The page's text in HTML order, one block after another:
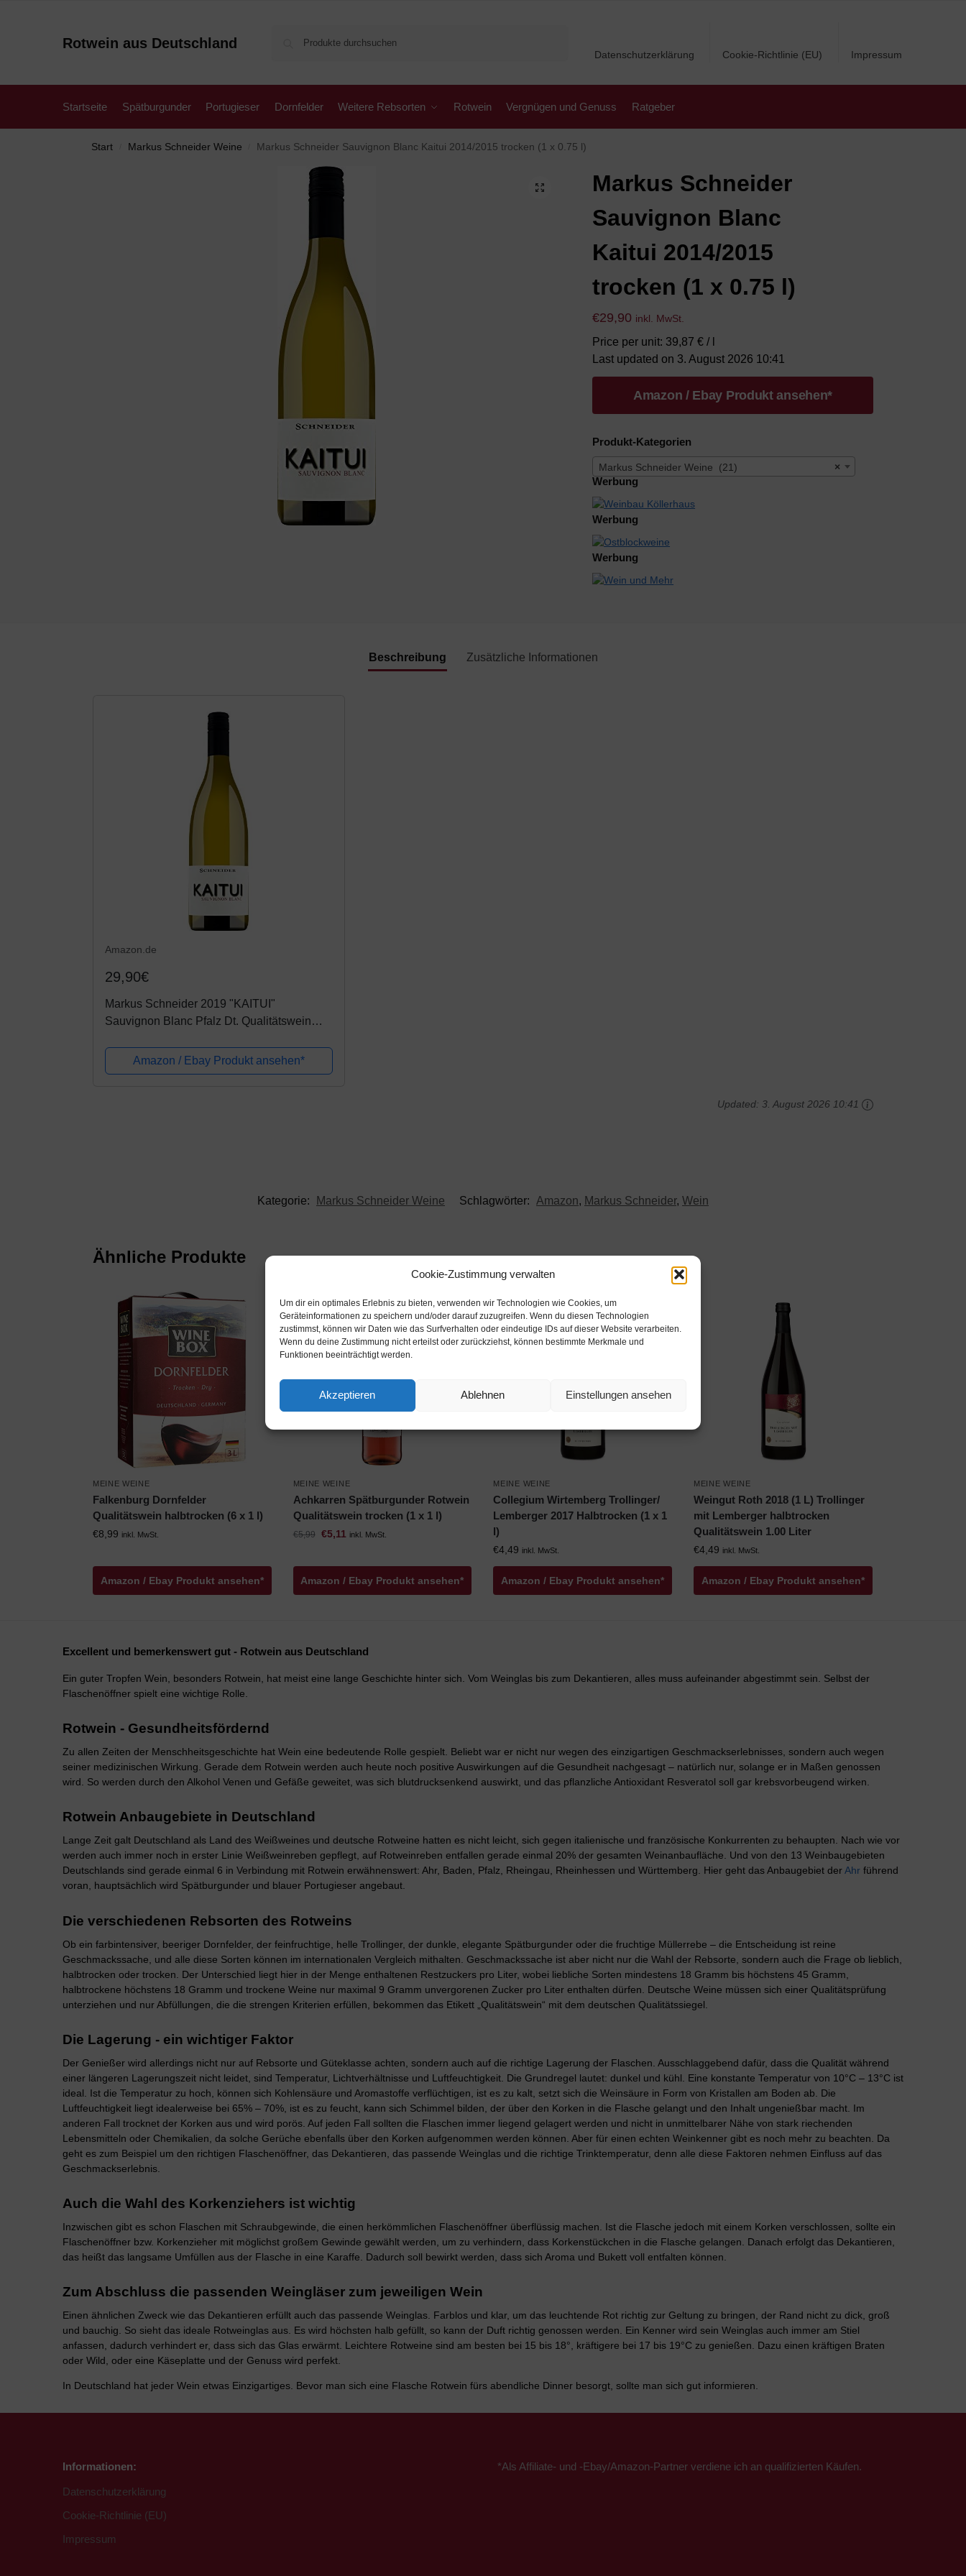
Cookie-Zustimmung verwalten
Um dir ein optimales Erlebnis zu bieten, verwenden wir Technologien wie Cookies, um
Geräteinformationen zu speichern und/oder darauf zuzugreifen. Wenn du diesen Technologien
zustimmst, können wir Daten wie das Surfverhalten oder eindeutige IDs auf dieser Website verarbeiten.
Wenn du deine Zustimmung nicht erteilst oder zurückziehst, können bestimmte Merkmale und
Funktionen beeinträchtigt werden.
Akzeptieren Ablehnen Einstellungen ansehen
Rotwein aus Deutschland
Datenschutzerklärung Cookie-Richtlinie (EU) Impressum
Startseite Spätburgunder Portugieser Dornfelder Weitere Rebsorten Rotwein Vergnügen und Genuss Ratgeber
Start Markus Schneider Weine Markus Schneider Sauvignon Blanc Kaitui 2014/2015 trocken (1 x 0.75 l)
Markus Schneider
Sauvignon Blanc
Kaitui 2014/2015
trocken (1 x 0.75 l)
€29,90 inkl. MwSt.
Price per unit: 39,87 € / l
Last updated on 3. August 2026 10:41
Amazon / Ebay Produkt ansehen*
Produkt-Kategorien
×
Markus Schneider Weine (21)
Werbung
Werbung
Werbung
Beschreibung Zusätzliche Informationen
Amazon.de
29,90€
Markus Schneider 2019 "KAITUI"
Sauvignon Blanc Pfalz Dt. Qualitätswein
Amazon / Ebay Produkt ansehen*
Updated: 3. August 2026 10:41
Kategorie: Markus Schneider Weine Schlagwörter: Amazon, Markus Schneider, Wein
Ähnliche Produkte
MEINE WEINE
Falkenburg Dornfelder
Qualitätswein halbtrocken (6 x 1 l)
€8,99 inkl. MwSt.
Amazon / Ebay Produkt ansehen*
-15%
MEINE WEINE
Achkarren Spätburgunder Rotwein
Qualitätswein trocken (1 x 1 l)
€5,99 €5,11 inkl. MwSt.
Amazon / Ebay Produkt ansehen*
MEINE WEINE
Collegium Wirtemberg Trollinger/
Lemberger 2017 Halbtrocken (1 x 1
l)
€4,49 inkl. MwSt.
Amazon / Ebay Produkt ansehen*
MEINE WEINE
Weingut Roth 2018 (1 L) Trollinger
mit Lemberger halbtrocken
Qualitätswein 1.00 Liter
€4,49 inkl. MwSt.
Amazon / Ebay Produkt ansehen*
Excellent und bemerkenswert gut - Rotwein aus Deutschland
Ein guter Tropfen Wein, besonders Rotwein, hat meist eine lange Geschichte hinter sich. Vom Weinglas bis zum Dekantieren, alles muss aufeinander abgestimmt sein. Selbst der
Flaschenöffner spielt eine wichtige Rolle.
Rotwein - Gesundheitsfördernd
Zu allen Zeiten der Menschheitsgeschichte hat Wein eine bedeutende Rolle gespielt. Beliebt war er nicht nur wegen des einzigartigen Geschmackserlebnisses, sondern auch wegen
seiner medizinischen Wirkung. Gerade dem Rotwein werden auch heute noch positive Auswirkungen auf die Gesundheit nachgesagt – natürlich nur, solange er in Maßen genossen
wird. So werden durch den Alkohol Venen und Gefäße geweitet, was sich blutdrucksenkend auswirkt, und das pflanzliche Antioxidant Resveratol soll gar krebsvorbeugend wirken.
Rotwein Anbaugebiete in Deutschland
Lange Zeit galt Deutschland als Land des Weißweines und deutsche Rotweine hatten es nicht leicht, sich gegen italienische und französische Konkurrenten zu behaupten. Nach wie vor
werden auch immer noch in erster Linie Weißweinreben gepflegt, auf Rotweinreben entfallen gerade einmal 20% der gesamten Weinanbaufläche. Und von den 13 Weinbaugebieten
Deutschlands sind gerade einmal 6 in Verbindung mit Rotwein erwähnenswert: Ahr, Baden, Pfalz, Rheingau, Rheinhessen und Württemberg. Hier geht das Anbaugebiet derAhr führend
voran, hauptsächlich wird Spätburgunder und blauer Portugieser angebaut.
Die verschiedenen Rebsorten des Rotweins
Ob ein farbintensiver, beeriger Dornfelder, der feinfruchtige, helle Trollinger, der dunkle, elegante Spätburgunder oder die fruchtige Müllerrebe – die Entscheidung ist reine
Geschmackssache, und alle diese Sorten können im internationalen Vergleich mithalten. Geschmackssache ist aber nicht nur die Wahl der Rebsorte, sondern auch die Frage ob lieblich,
halbtrocken oder trocken. Der Unterschied liegt hier in der Menge enthaltenen Restzuckers pro Liter, wobei liebliche Sorten mindestens 18 Gramm bis höchstens 45 Gramm,
halbtrockene höchstens 18 Gramm und trockene Weine nur maximal 9 Gramm unvergorenen Zucker pro Liter enthalten dürfen. Deutsche Weine müssen sich einer Qualitätsprüfung
unterziehen und nur Abfüllungen, die die strengen Kriterien erfüllen, bekommen das Etikett „Qualitätswein“ mit dem deutschen Qualitätssiegel.
Die Lagerung - ein wichtiger Faktor
Der Genießer wird allerdings nicht nur auf Rebsorte und Güteklasse achten, sondern auch auf die richtige Lagerung der Flaschen. Ausschlaggebend dafür, dass die Qualität während
einer längeren Lagerungszeit nicht leidet, sind Temperatur, Lichtverhältnisse und Luftfeuchtigkeit. Die Grundregel lautet: dunkel und kühl. Eine konstante Temperatur von 10°C – 13°C ist
ideal. Ist die Temperatur zu hoch, können sich Kohlensäure und Aromastoffe verflüchtigen, ist es zu kalt, setzt sich die Weinsäure in Form von Kristallen am Boden ab. Die
Luftfeuchtigkeit liegt idealerweise bei 65% – 70%, ist es zu feucht, kann sich Schimmel bilden, der über den Korken in die Flasche gelangt und den Inhalt ungenießbar macht. Im
anderen Fall trocknet der Korken aus und wird porös. Auf jeden Fall sollten die Flaschen immer liegend gelagert werden und nicht in unmittelbarer Nähe von stark riechenden
Lebensmitteln oder Chemikalien, da solche Gerüche ebenfalls über den Korken aufgenommen werden können. Aber für einen echten Weinkenner gibt es noch mehr zu beachten. Da
geht es zum Beispiel um den richtigen Flaschenöffner, das Dekantieren, das passende Weinglas und die richtige Trinktemperatur, denn alle diese Faktoren nehmen Einfluss auf das
Geschmackserlebnis.
Auch die Wahl des Korkenziehers ist wichtig
Inzwischen gibt es schon Flaschen mit Schraubgewinde, die einen herkömmlichen Flaschenöffner überflüssig machen. Ist die Flasche jedoch mit einem Korken verschlossen, sollte ein
Flaschenöffner bzw. Korkenzieher mit möglichst großem Gewinde gewählt werden, um zu verhindern, dass Korkenstückchen in die Flasche gelangen. Danach erfolgt das Dekantieren,
das heißt das langsame Umfüllen aus der Flasche in eine Karaffe. Dadurch soll bewirkt werden, dass sich Aroma und Bukett voll entfalten können.
Zum Abschluss die passenden Weingläser zum jeweiligen Wein
Einen ähnlichen Zweck wie das Dekantieren erfüllt auch das passende Weinglas. Farblos und klar, um das leuchtende Rot richtig zur Geltung zu bringen, der Rand nicht zu dick, groß
und bauchig. So sieht das ideale Rotweinglas aus. Es wird höchsten halb gefüllt, so kann der Duft richtig genossen werden. Ein Kenner wird sein Weinglas auch immer am Stiel
anfassen, dadurch verhindert er, dass sich das Glas erwärmt. Leichtere Rotweine sind am besten bei 15 bis 18°, kräftigere bei 17 bis 19°C zu genießen. Dazu einen kräftigen Braten
oder Wild, oder eine Käseplatte und der Genuss wird perfekt.
In Deutschland hat jeder Wein etwas Einzigartiges. Bevor man sich eine Flasche Rotwein fürs abendliche Dinner besorgt, sollte man sich gut informieren.
Informationen:
Datenschutzerklärung
Cookie-Richtlinie (EU)
Impressum
*Als Affiliate- und -Ebay/Amazon-Partner verdiene ich an qualifizierten Käufen.